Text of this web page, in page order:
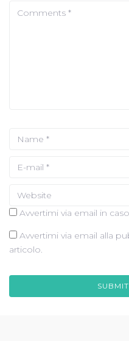
Avvertimi via email in
Avvertimi via email alla
articolo.